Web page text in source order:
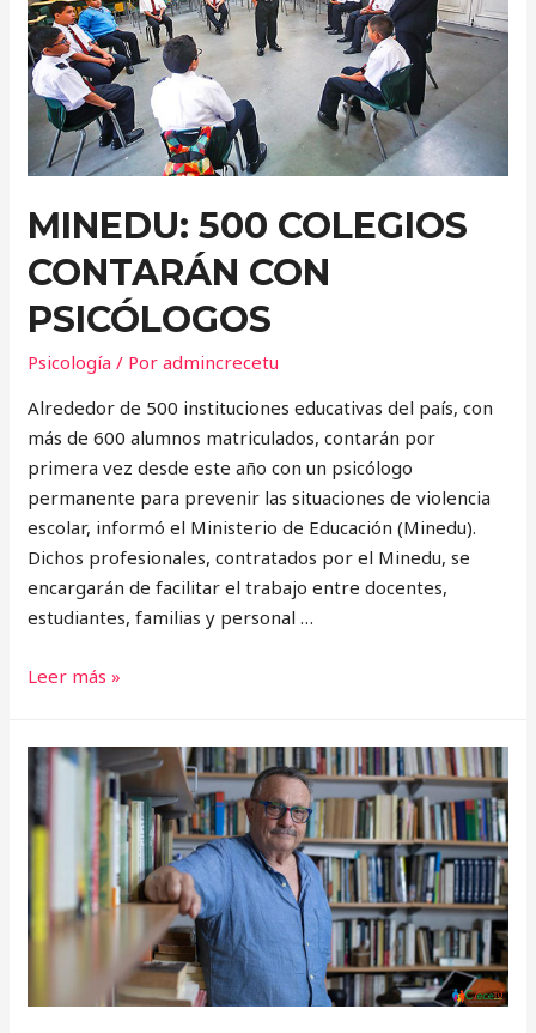
DE
VIOLENCIA
DE
GÉNERO
MINEDU: 500 COLEGIOS
CONTARÁN CON
PSICÓLOGOS
Psicología / Poradmincrecetu
Alrededor de 500 instituciones educativas del país, con
más de 600 alumnos matriculados, contarán por
primera vez desde este año con un psicólogo
permanente para prevenir las situaciones de violencia
escolar, informó el Ministerio de Educación (Minedu).
Dichos profesionales, contratados por el Minedu, se
encargarán de facilitar el trabajo entre docentes,
estudiantes, familias y personal …
MINEDU:
CONTARÁN
PSICÓLOGOS
Leer más »